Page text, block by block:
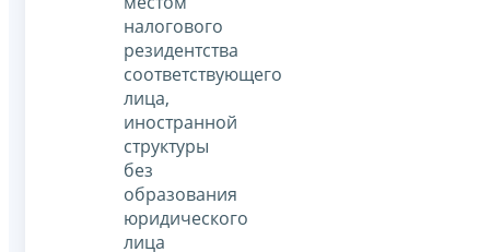
налогового
резидентства
соответствующего
лица,
иностранной
структуры
без
образования
юридического
лица